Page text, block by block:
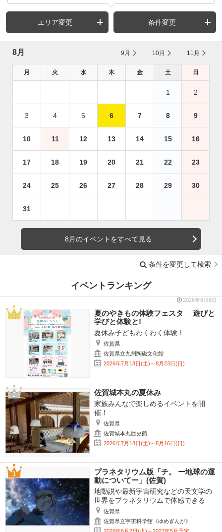
エリア変更 条件変更
8月 9月 10月 11月
月 火 水 木 金 土 日
1 2
3 4 5 6 7 8 9
10 11 12 13 14 15 16
17 18 19 20 21 22 23
24 25 26 27 28 29 30
31
8月のイベントをすべて見る
条件を変更して検索
イベントランキング
2026年8月6日
夏のやきもの体験フェスタ 遊びと
学びと体験と!
夏休み子どもわくわく体験！
佐賀県
佐賀県立九州陶磁文化館
2026年7月18日(土)～8月23日(日)
佐賀城本丸の夏休み
家族みんなで楽しめるイベントを開
催！
佐賀県
佐賀城本丸歴史館
2026年7月18日(土)～8月16日(日)
プラネタリウム版「チ。 ー地球の運
動についてー」(佐賀)
地動説や最新宇宙研究などの天文学の
世界をプラネタリウムで体感できる
佐賀県
佐賀県立宇宙科学館《ゆめぎんが》